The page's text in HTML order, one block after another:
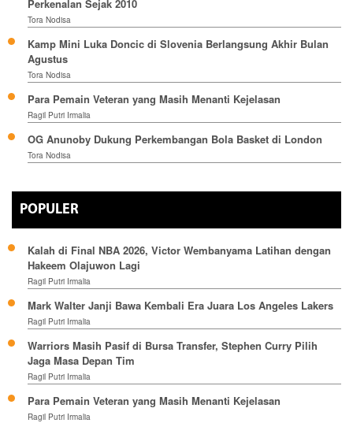
Perkenalan Sejak 2010
Tora Nodisa
Kamp Mini Luka Doncic di Slovenia Berlangsung Akhir Bulan
Agustus
Tora Nodisa
Para Pemain Veteran yang Masih Menanti Kejelasan
Ragil Putri Irmalia
OG Anunoby Dukung Perkembangan Bola Basket di London
Tora Nodisa
POPULER
Kalah di Final NBA 2026, Victor Wembanyama Latihan dengan
Hakeem Olajuwon Lagi
Ragil Putri Irmalia
Mark Walter Janji Bawa Kembali Era Juara Los Angeles Lakers
Ragil Putri Irmalia
Warriors Masih Pasif di Bursa Transfer, Stephen Curry Pilih
Jaga Masa Depan Tim
Ragil Putri Irmalia
Para Pemain Veteran yang Masih Menanti Kejelasan
Ragil Putri Irmalia